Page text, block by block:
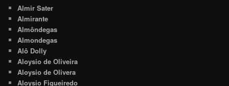
Almir Sater
Almirante
Almôndegas
Almondegas
Alô Dolly
Aloysio de Oliveira
Aloysio de Olivera
Aloysio Figueiredo